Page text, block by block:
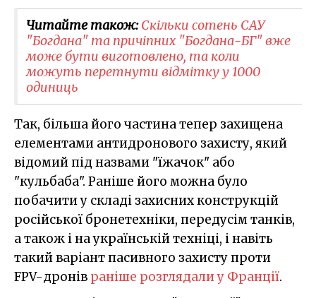
Читайте також:Скільки сотень САУ
"Богдана" та причіпних "Богдана-БГ" вже
може бути виготовлено, та коли
можуть перетнути відмітку у 1000
одиниць
Так, більша його частина тепер захищена
елементами антидронового захисту, який
відомий під назвами "їжачок" або
"кульбаба". Раніше його можна було
побачити у складі захисних конструкцій
російської бронетехніки, передусім танків,
а також і на українській техніці, і навіть
такий варіант пасивного захисту проти
FPV-дронів раніше розглядали у Франції.